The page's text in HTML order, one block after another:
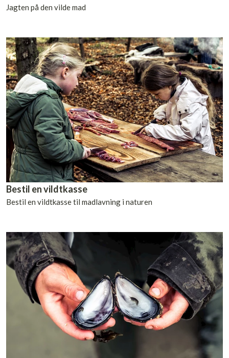
Jagten på den vilde mad
Bestil en vildtkasse
Bestil en vildtkasse til madlavning i naturen